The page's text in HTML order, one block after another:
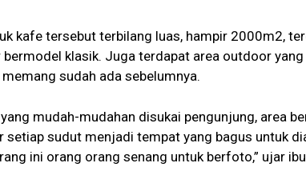
kafe tersebut terbilang luas, hampir 2000m2,
klasik. Juga terdapat area outdoor
sudah ada sebelumnya.
mudah-mudahan disukai pengunjung, area
setiap sudut menjadi tempat yang bagus untuk
ini orang orang senang untuk berfoto,” ujar